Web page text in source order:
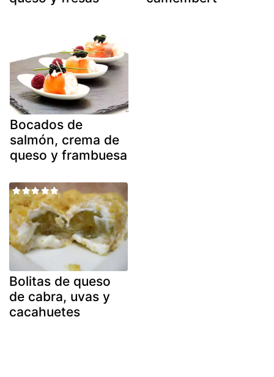
Bocados de
salmón, crema de
queso y frambuesa
Bolitas de queso
de cabra, uvas y
cacahuetes